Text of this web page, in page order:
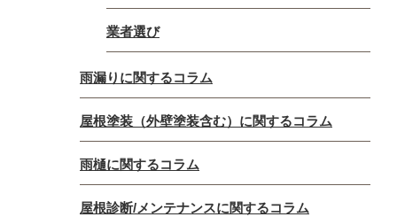
業者選び
雨漏りに関するコラム
屋根塗装（外壁塗装含む）に関するコラム
雨樋に関するコラム
屋根診断/メンテナンスに関するコラム